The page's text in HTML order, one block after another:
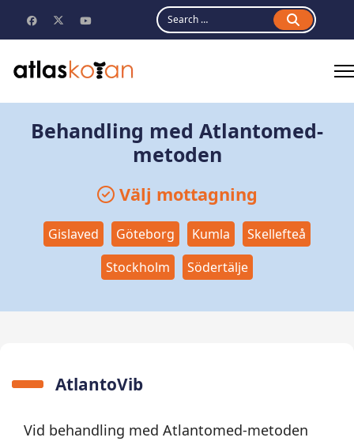
Behandling med Atlantomed-
metoden
Välj mottagning
Gislaved Göteborg Kumla
Skellefteå
Stockholm
Södertälje
AtlantoVib
Vid behandling med Atlantomed-metoden